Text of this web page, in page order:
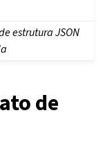
estrutura JSON
de